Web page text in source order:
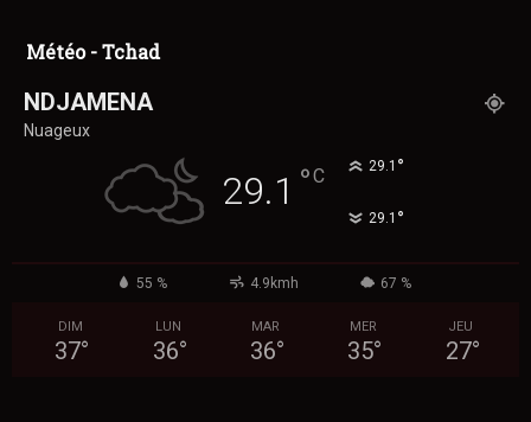
Météo - Tchad
NDJAMENA
Nuageux
29.1 °C 29.1 °
29.1 °
55 % 4.9kmh 67 %
DIM
37°
LUN
36°
MAR
36°
MER
35°
JEU
27°